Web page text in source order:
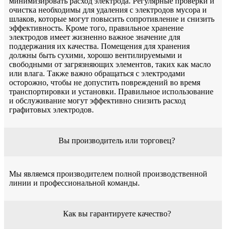
очистка необходимы для удаления с электродов мусора и
шлаков, которые могут повысить сопротивление и снизить
эффективность. Кроме того, правильное хранение
электродов имеет жизненно важное значение для
поддержания их качества. Помещения для хранения
должны быть сухими, хорошо вентилируемыми и
свободными от загрязняющих элементов, таких как масло
или влага. Также важно обращаться с электродами
осторожно, чтобы не допустить повреждений во время
транспортировки и установки. Правильное использование
и обслуживание могут эффективно снизить расход
графитовых электродов.
Вы производитель или торговец?
Мы являемся производителем полной производственной
линии и профессиональной команды.
Как вы гарантируете качество?